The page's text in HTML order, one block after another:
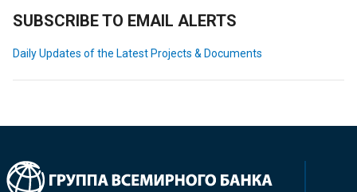
SUBSCRIBE TO EMAIL ALERTS
Daily Updates of the Latest Projects & Documents